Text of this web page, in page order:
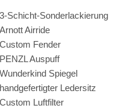
3-Schicht-Sonderlackierung
Arnott Airride
Custom Fender
PENZL Auspuff
Wunderkind Spiegel
handgefertigter Ledersitz
Custom Luftfilter